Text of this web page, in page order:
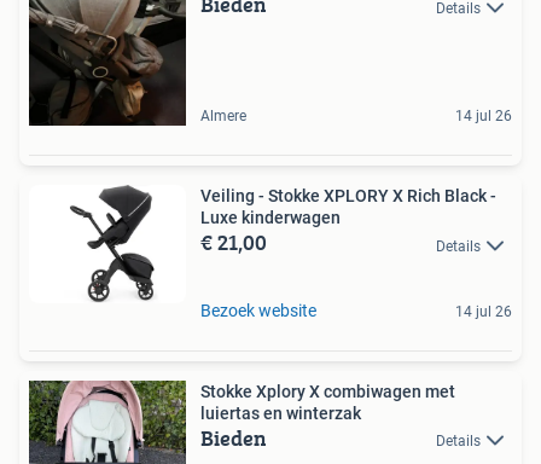
Details
Almere 14 jul 26
Veiling - Stokke XPLORY X Rich Black -
Luxe kinderwagen
€ 21,00 Details
Bezoek website 14 jul 26
Stokke Xplory X combiwagen met
luiertas en winterzak
Bieden Details